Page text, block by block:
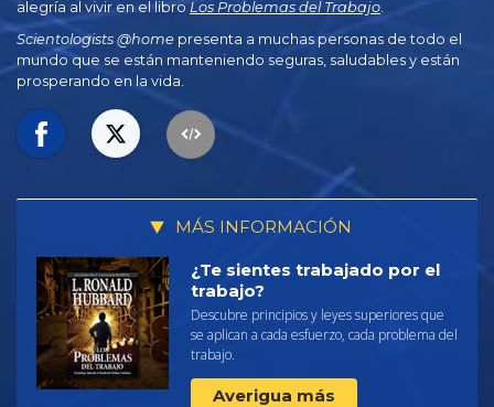
alegría al vivir en el libro Los Problemas del Trabajo.
Scientologists @home presenta a muchas personas de todo el
mundo que se están manteniendo seguras, saludables y están
prosperando en la vida.
MÁS INFORMACIÓN
¿Te sientes trabajado por el
trabajo?
Descubre principios y leyes superiores que
se aplican a cada esfuerzo, cada problema del
trabajo.
Averigua más